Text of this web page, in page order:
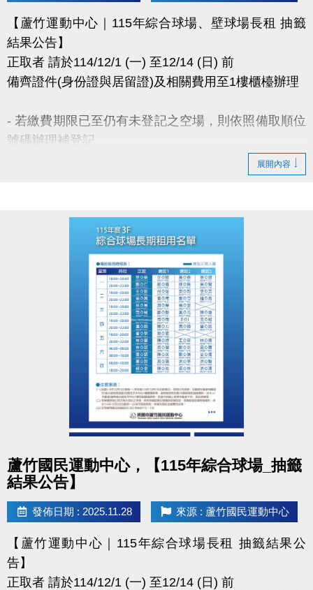
https://www.lzsports.com.tw/zh_TW/news/pageID/1/
FB : @桃園市蘆竹國民運動中心
IG : @luzhusports
【蘆竹運動中心｜115年綜合球場、壁球場長租 抽籤
結果公告】
正取者 請於114/12/1 (一) 至12/14 (日) 前
備齊證件(身份證與居留證)及相關費用至1樓櫃檯辦理
- 若繳費期限已至仍有未登記之空場，則依照備取順位
號碼辦理補登記
- 若備取皆放棄租借權利，將於114年12月22日(一)公
佈可租借時段，採優先登記並繳費 完成制。
2639066 #115、116。
- 如有未盡事宜，以中心櫃台人員說明為主。
官網 :
https://www.lzsports.com.tw/zh_TW/news/pageID/1/
FB : @桃園市蘆竹國民運動中心
IG : @luzhusports
展開內容
蘆竹國民運動中心，【115年綜合球場_抽籤
結果公告】
發佈日期 : 2025.11.28 來源 : 蘆竹國民運動中心
【蘆竹運動中心｜115年綜合球場長租 抽籤結果公
告】
正取者 請於114/12/1 (一) 至12/14 (日) 前